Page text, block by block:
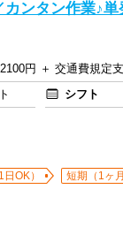
カンタン作業♪
円 ＋ 交通費規定
シフト
OK）
短期（1ヶ